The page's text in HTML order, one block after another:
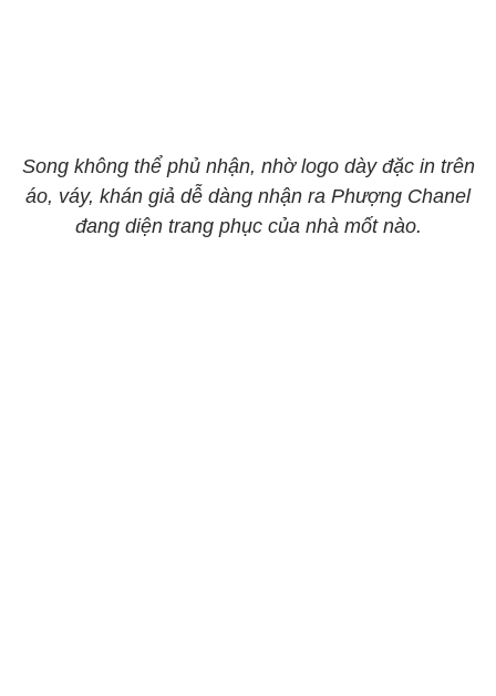
Song không thể phủ nhận, nhờ logo dày đặc in trên
áo, váy, khán giả dễ dàng nhận ra Phượng Chanel
đang diện trang phục của nhà mốt nào.